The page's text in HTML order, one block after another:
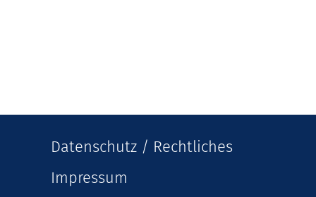
Datenschutz / Rechtliches
Impressum